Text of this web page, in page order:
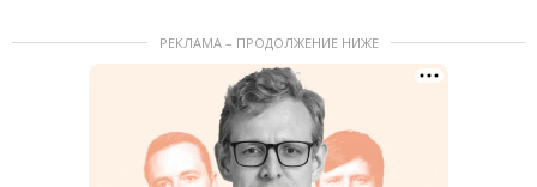
РЕКЛАМА – ПРОДОЛЖЕНИЕ НИЖЕ